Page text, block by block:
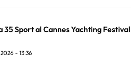
35 Sport al Cannes Yachting Festival
- 13:36